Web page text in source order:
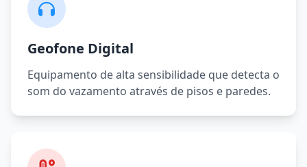
Geofone Digital
Equipamento de alta sensibilidade que detecta o
som do vazamento através de pisos e paredes.